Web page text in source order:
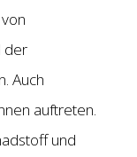
der
Auch
auftreten.
und